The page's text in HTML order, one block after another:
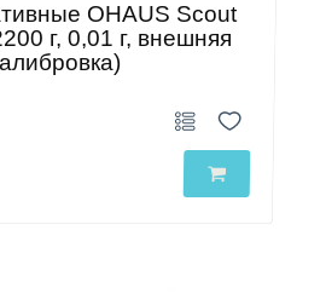
OHAUS Scout
г, 0,01 г, внешняя